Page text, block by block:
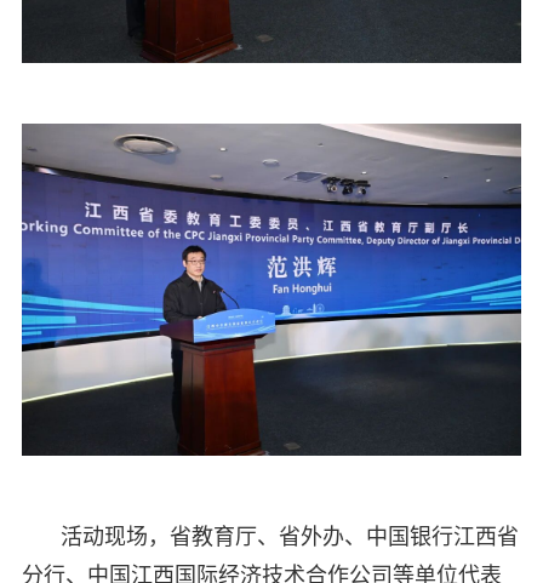
活动现场，省教育厅、省外办、中国银行江西省
分行、中国江西国际经济技术合作公司等单位代表